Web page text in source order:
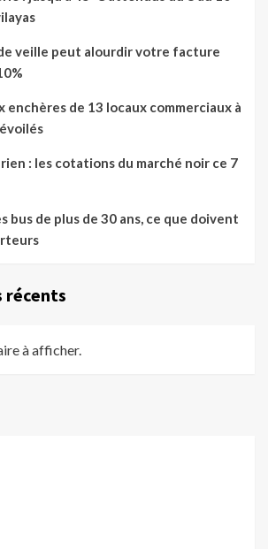
veille peut alourdir votre facture
enchères de 13 locaux commerciaux à
: les cotations du marché noir ce 7
bus de plus de 30 ans, ce que doivent
récents
à afficher.